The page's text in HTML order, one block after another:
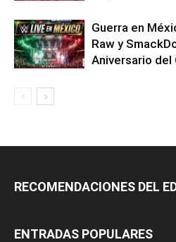
Guerra en
Raw y
Aniversario del
RECOMENDACIONES DEL
ENTRADAS POPULARES